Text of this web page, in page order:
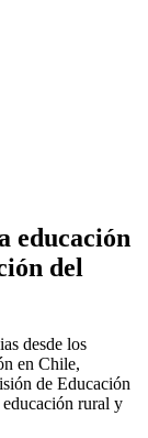
educación
del
desde los
en Chile,
de Educación
educación rural y